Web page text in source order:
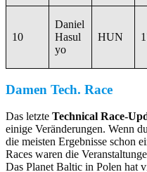
10
Daniel
Hasul
yo
HUN
Damen Tech. Race
Das letzte Technical Race-
einige Veränderungen. Wenn
die meisten Ergebnisse schon
Races waren die
Das Planet Baltic in Polen hat